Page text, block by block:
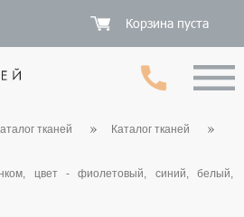
Корзина пуста
тканей
Каталог тканей
цвет - фиолетовый, синий, белый,